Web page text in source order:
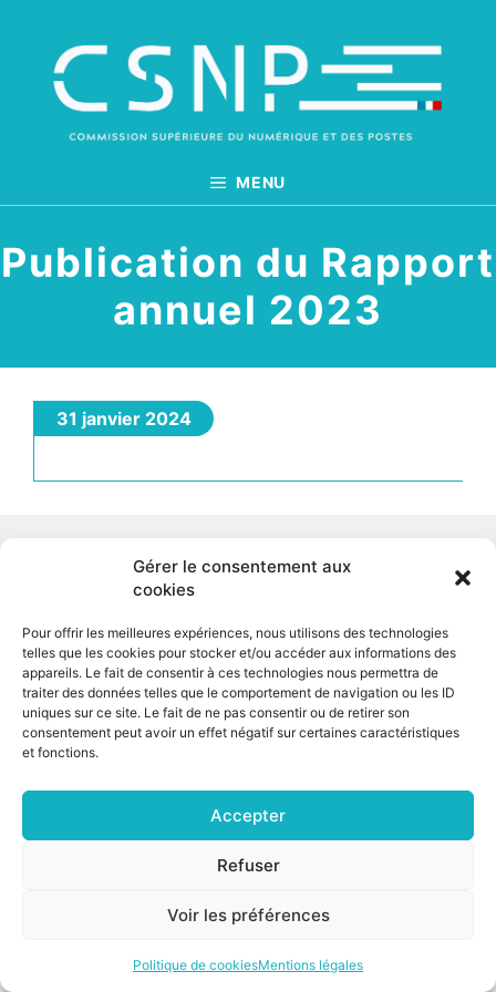
Gérer le consentement aux
cookies
Pour offrir les meilleures expériences, nous utilisons des technologies
telles que les cookies pour stocker et/ou accéder aux informations des
appareils. Le fait de consentir à ces technologies nous permettra de
traiter des données telles que le comportement de navigation ou les ID
uniques sur ce site. Le fait de ne pas consentir ou de retirer son
consentement peut avoir un effet négatif sur certaines caractéristiques
et fonctions.
Accepter
Refuser
Voir les préférences
Politique de cookiesMentions légales
contenu
MENU
Publication du Rapport
annuel 2023
31 janvier 2024